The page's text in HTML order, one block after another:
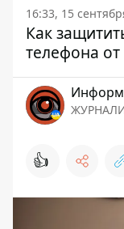
16:33, 15
Как
телефона
👍